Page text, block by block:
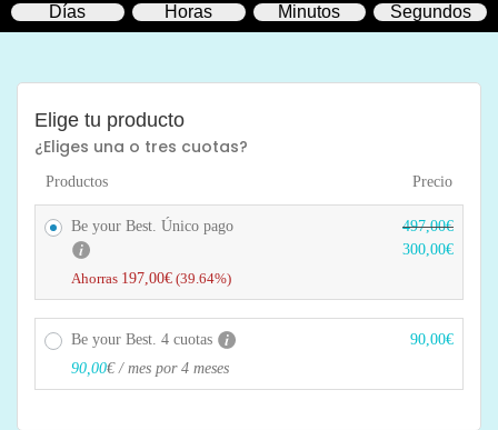
Días Horas Minutos Segundos
Elige tu producto
¿Eliges una o tres cuotas?
Productos Precio
Be your Best. Único pago
Ahorras 197,00€ (39.64%)
497,00€E
l
e
c
o
300,00€
E
l
e
c
o
Be your Best. 4 cuotas
90,00€ / mes por 4 meses
90,00€